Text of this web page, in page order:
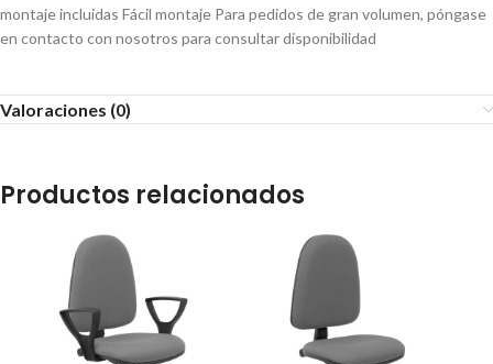
montaje incluidas Fácil montaje Para pedidos de gran volumen, póngase
en contacto con nosotros para consultar disponibilidad
Valoraciones (0)
Productos relacionados